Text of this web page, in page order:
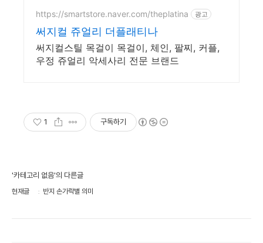
https://smartstore.naver.com/theplatina 광고
써지컬 쥬얼리 더플래티나
써지컬스틸 목걸이 목걸이, 체인, 팔찌, 커플,
우정 쥬얼리 악세사리 전문 브랜드
1 구독하기
'카테고리 없음'의 다른글
현재글 반지 손가락별 의미